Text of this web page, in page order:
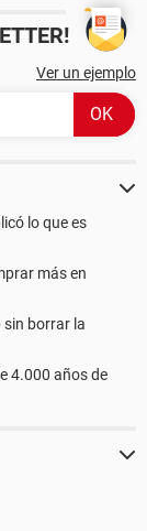
Ver un ejemplo
lo que es
más en
sin borrar la
4.000 años de